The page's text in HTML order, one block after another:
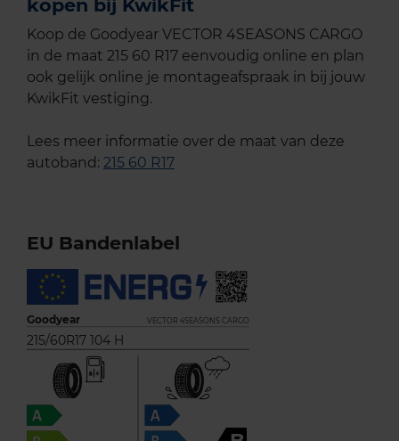
kopen bij KwikFit
Koop de Goodyear VECTOR 4SEASONS CARGO
in de maat 215 60 R17 eenvoudig online en plan
ook gelijk online je montageafspraak in bij jouw
KwikFit vestiging.
Lees meer informatie over de maat van deze
autoband: 215 60 R17
EU Bandenlabel
Goodyear VECTOR 4SEASONS CARGO
215/60R17 104 H